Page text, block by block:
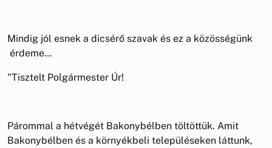
Mindig jól esnek a dicsérő szavak és ez a közösségünk
érdeme…
"Tisztelt Polgármester Úr!
Párommal a hétvégét Bakonybélben töltöttük. Amit
Bakonybélben és a környékbeli településeken láttunk,